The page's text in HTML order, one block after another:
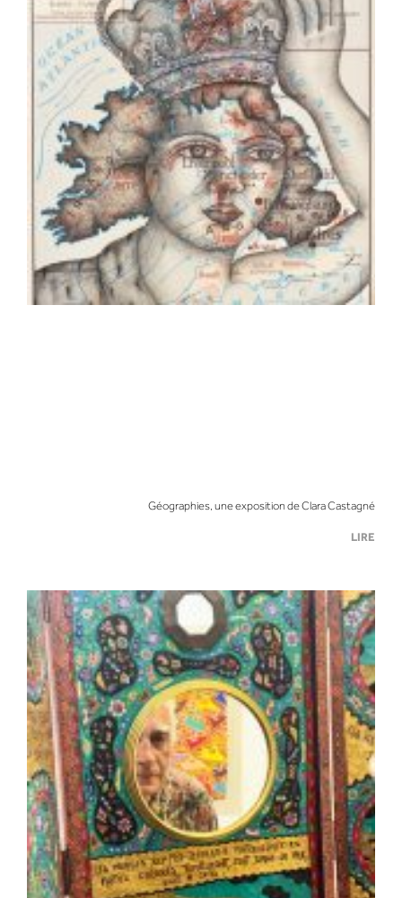
Géographies, une exposition de Clara Castagné
LIRE